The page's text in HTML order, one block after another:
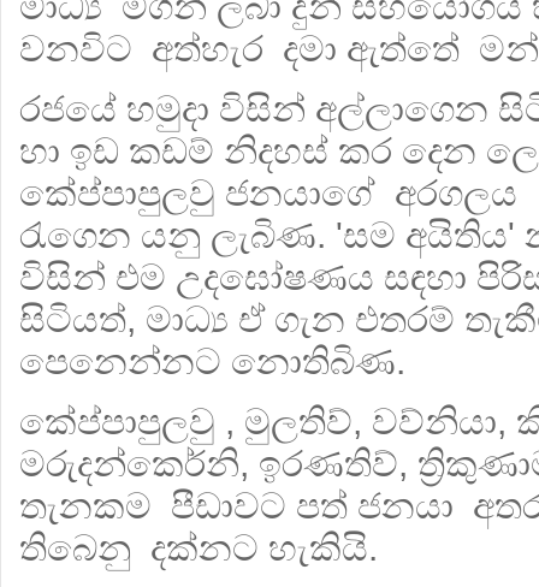
වනවිට අත්හැර දමා ඇත්තේ
රජයේ හමුදා විසින් අල්ලාගෙන
හා ඉඩ කඩම් නිදහස් කර දෙන
කේප්පාපුලවු ජනයාගේ
රැගෙන යනු ලැබිණ. 'සම අයිතිය'
විසින් එම උදඝෝෂණය සඳහා
සිටියත්, මාධ්‍ය ඒ ගැන එතරම්
පෙනෙන්නට නොතිබිණ.
කේප්පාපුලවු , මුලතිව්,
මරුදන්කෙර්නි, ඉරණතිව්,
තැනකම පීඩාවට පත් ජනයා
තිබෙනු දක්නට හැකියි.